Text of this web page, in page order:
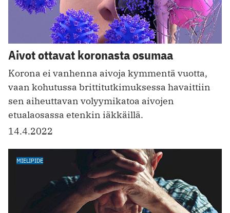
Aivot ottavat koronasta osumaa
Korona ei vanhenna aivoja kymmentä vuotta,
vaan kohutussa brittitutkimuksessa havaittiin
sen aiheuttavan volyymikatoa aivojen
etualaosassa etenkin iäkkäillä.
14.4.2022
MIELIPIDE